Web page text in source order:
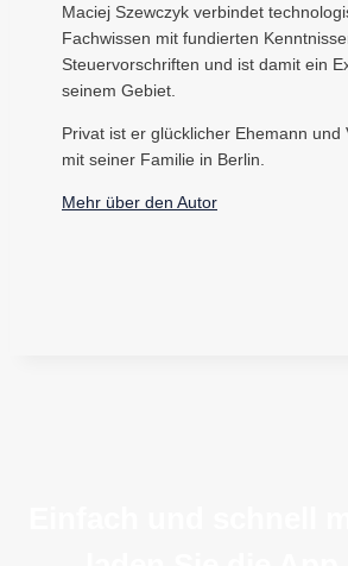
Maciej Szewczyk verbindet
Fachwissen mit fundierten
Steuervorschriften und ist damit ein
seinem Gebiet.
Privat ist er glücklicher Ehemann und
mit seiner Familie in Berlin.
Mehr über den Autor